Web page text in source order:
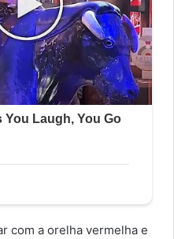
com a orelha vermelha e